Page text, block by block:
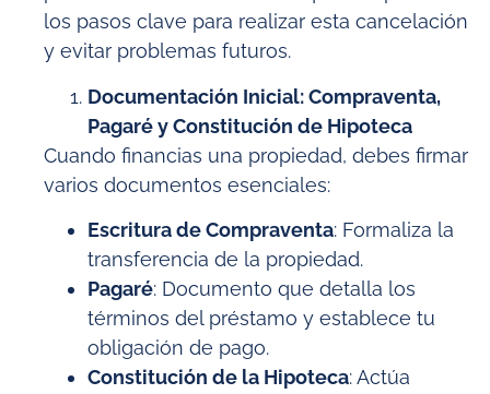
los pasos clave para realizar esta cancelación
y evitar problemas futuros.
Documentación Inicial: Compraventa,
Pagaré y Constitución de Hipoteca
Cuando financias una propiedad, debes firmar
varios documentos esenciales:
Escritura de Compraventa: Formaliza la
transferencia de la propiedad.
Pagaré: Documento que detalla los
términos del préstamo y establece tu
obligación de pago.
Constitución de la Hipoteca: Actúa